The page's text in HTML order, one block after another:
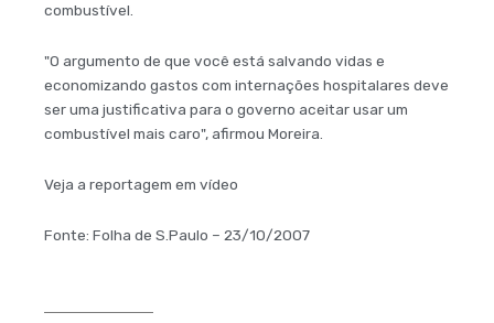
combustível.
"O argumento de que você está salvando vidas e
economizando gastos com internações hospitalares deve
ser uma justificativa para o governo aceitar usar um
combustível mais caro", afirmou Moreira.
Veja a reportagem em vídeo
Fonte: Folha de S.Paulo – 23/10/2007